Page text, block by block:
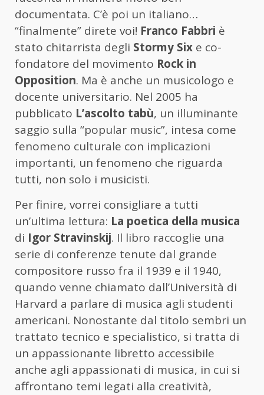
documentata. C’è poi un italiano…
“finalmente” direte voi! Franco Fabbri è
stato chitarrista degli Stormy Six e co-
fondatore del movimento Rock in
Opposition. Ma è anche un musicologo e
docente universitario. Nel 2005 ha
pubblicato L’ascolto tabù, un illuminante
saggio sulla “popular music”, intesa come
fenomeno culturale con implicazioni
importanti, un fenomeno che riguarda
tutti, non solo i musicisti.
Per finire, vorrei consigliare a tutti
un’ultima lettura: La poetica della musica
di Igor Stravinskij. Il libro raccoglie una
serie di conferenze tenute dal grande
compositore russo fra il 1939 e il 1940,
quando venne chiamato dall’Università di
Harvard a parlare di musica agli studenti
americani. Nonostante dal titolo sembri un
trattato tecnico e specialistico, si tratta di
un appassionante libretto accessibile
anche agli appassionati di musica, in cui si
affrontano temi legati alla creatività,